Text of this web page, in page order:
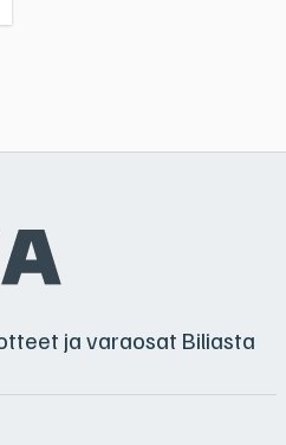
ja varaosat Biliasta